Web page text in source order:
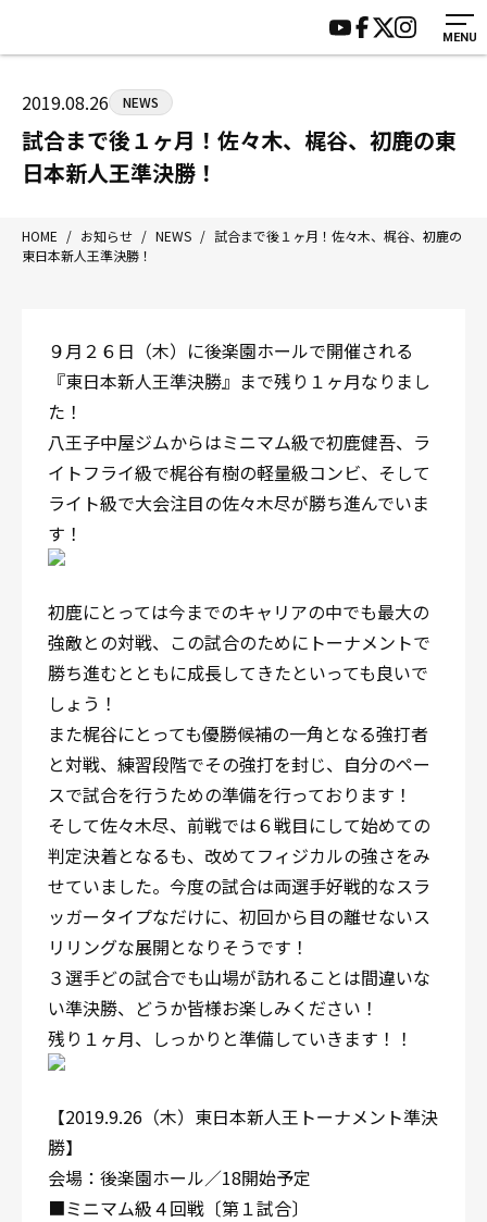
MENU
〒192-0072 東京都八王子市南町3-8 第2原嶋ビル1F
営業時間：月〜土 14:00〜22:00 / 日・祝 14:00〜19:00
HOME
ジムについて
トレーニング
アマ・スパー各大会・キッズ
入会案内
見学・1日体験
施設紹介
会員様の声
サポーター募集
2019.08.26 NEWS
試合まで後１ヶ月！佐々木、梶谷、初鹿の東
日本新人王準決勝！
HOME / お知らせ / NEWS / 試合まで後１ヶ月！佐々木、梶谷、初鹿の
東日本新人王準決勝！
９月２６日（木）に後楽園ホールで開催される
『東日本新人王準決勝』まで残り１ヶ月なりまし
た！
八王子中屋ジムからはミニマム級で初鹿健吾、ラ
イトフライ級で梶谷有樹の軽量級コンビ、そして
ライト級で大会注目の佐々木尽が勝ち進んでいま
す！
初鹿にとっては今までのキャリアの中でも最大の
強敵との対戦、この試合のためにトーナメントで
勝ち進むとともに成長してきたといっても良いで
しょう！
また梶谷にとっても優勝候補の一角となる強打者
と対戦、練習段階でその強打を封じ、自分のペー
スで試合を行うための準備を行っております！
そして佐々木尽、前戦では６戦目にして始めての
判定決着となるも、改めてフィジカルの強さをみ
せていました。今度の試合は両選手好戦的なスラ
ッガータイプなだけに、初回から目の離せないス
リリングな展開となりそうです！
３選手どの試合でも山場が訪れることは間違いな
い準決勝、どうか皆様お楽しみください！
残り１ヶ月、しっかりと準備していきます！！
【2019.9.26（木）東日本新人王トーナメント準決
勝】
会場：後楽園ホール／18開始予定
■ミニマム級４回戦〔第１試合〕